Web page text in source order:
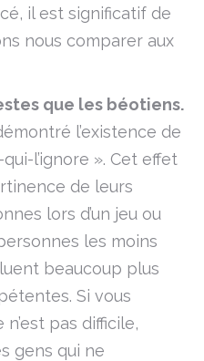
il est significatif de
nous comparer aux
que les béotiens.
l’existence de
l’ignore ». Cet effet
de leurs
lors d’un jeu ou
les moins
beaucoup plus
Si vous
pas difficile,
gens qui ne